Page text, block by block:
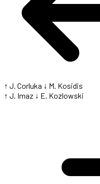
↑ J. Corluka ↓ M. Kosidis
↑ J. Imaz ↓ E. Kozlowski